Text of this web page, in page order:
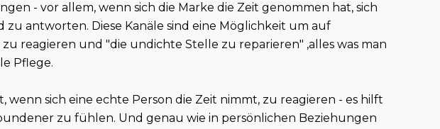
- vor allem, wenn sich die Marke die Zeit genommen hat, sich
antworten. Diese Kanäle sind eine Möglichkeit um auf
reagieren und "die undichte Stelle zu reparieren" ,alles was man
Pflege.
wenn sich eine echte Person die Zeit nimmt, zu reagieren - es hilft
zu fühlen. Und genau wie in persönlichen Beziehungen